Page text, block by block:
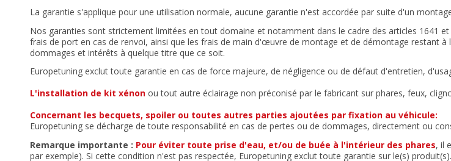
La garantie s'applique pour une utilisation normale, aucune garantie n'est accordée par suite d'un
Nos garanties sont strictement limitées en tout domaine et notamment dans le cadre des articles 1641
frais de port en cas de renvoi, ainsi que les frais de main d'œuvre de montage et de démontage restant
dommages et intérêts à quelque titre que ce soit.
Europetuning exclut toute garantie en cas de force majeure, de négligence ou de défaut d'entretien,
L'installation de kit xénon ou tout autre éclairage non préconisé par le fabricant sur phares, feux,
Concernant les becquets, spoiler ou toutes autres parties ajoutées par fixation au véhicule:
Europetuning se décharge de toute responsabilité en cas de pertes ou de dommages, directement ou
Remarque importante : Pour éviter toute prise d'eau, et/ou de buée à l'intérieur des phares, il
par exemple). Si cette condition n'est pas respectée, Europetuning exclut toute garantie sur le(s) produit(s).